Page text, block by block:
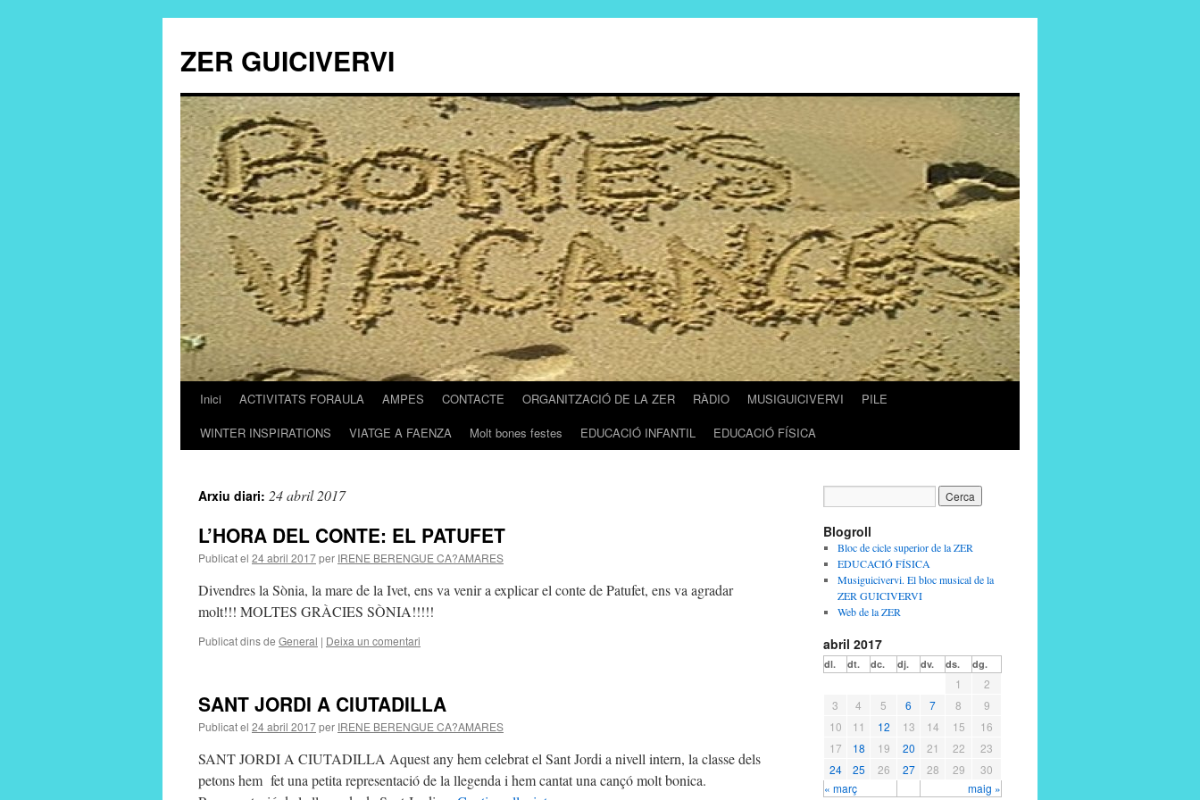
ZER GUICIVERVI
VésInici ACTIVITATS FORAULA AMPES CONTACTE ORGANITZACIÓ DE LA ZER RÀDIO MUSIGUICIVERVI
PILE
WINTER INSPIRATIONS
VIATGE A FAENZA Molt bones festes EDUCACIÓ INFANTIL EDUCACIÓ FÍSICA
Arxiu diari: 24 abril 2017
L’HORA DEL CONTE: EL PATUFET
Publicat el 24 abril 2017per IRENE BERENGUE CA?AMARES
Divendres la Sònia, la mare de la Ivet, ens va venir a explicar el conte de Patufet, ens va agradar
molt!!! MOLTES GRÀCIES SÒNIA!!!!!
Publicat dins de General | Deixa un comentari
SANT JORDI A CIUTADILLA
Publicat el 24 abril 2017per IRENE BERENGUE CA?AMARES
SANT JORDI A CIUTADILLA Aquest any hem celebrat el Sant Jordi a nivell intern, la classe dels
petons hem fet una petita representació de la llegenda i hem cantat una cançó molt bonica.
Blogroll
Bloc de cicle superior de la ZER
EDUCACIÓ FÍSICA
Musiguicivervi. El bloc musical de la
ZER GUICIVERVI
Web de la ZER
abril 2017
dl. dt. dc. dj. dv. ds. dg.
« març maig »
1
2
3
4 5 6 7 8
9
10
11 12 13 14 15
16
17
18 19 20 21 22
23
24
25 26 27 28 29 30